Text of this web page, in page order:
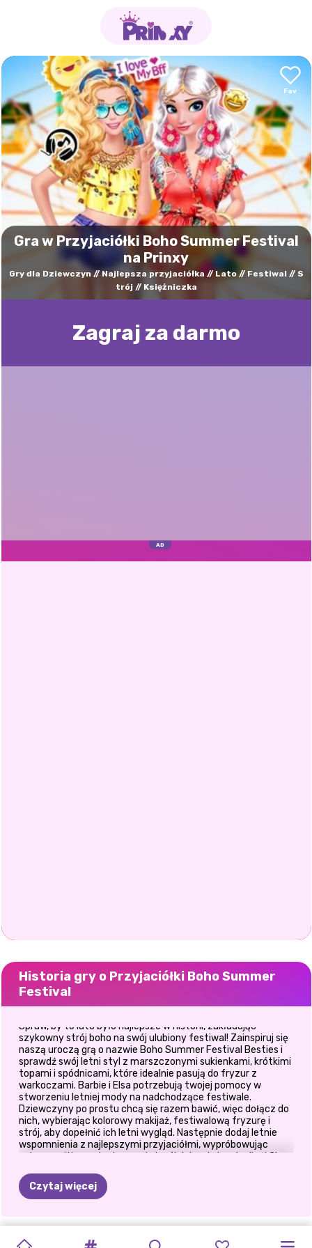
Gra w Przyjaciółki Boho Summer Festival
na Prinxy
Gry dla Dziewczyn Najlepsza przyjaciółka Lato Festiwal
S
trój
Księżniczka
Zagraj za darmo
Historia gry o Przyjaciółki Boho Summer
Festival
Spraw, by to lato było najlepsze w historii, zakładając
szykowny strój boho na swój ulubiony festiwal! Zainspiruj się
naszą uroczą grą o nazwie Boho Summer Festival Besties i
sprawdź swój letni styl z marszczonymi sukienkami, krótkimi
topami i spódnicami, które idealnie pasują do fryzur z
warkoczami. Barbie i Elsa potrzebują twojej pomocy w
stworzeniu letniej mody na nadchodzące festiwale.
Dziewczyny po prostu chcą się razem bawić, więc dołącz do
nich, wybierając kolorowy makijaż, festiwalową fryzurę i
strój, aby dopełnić ich letni wygląd. Następnie dodaj letnie
wspomnienia z najlepszymi przyjaciółmi, wypróbowując
zabawne filtry na Instagramie i zrób jak najwięcej zdjęć! Ciesz
Czytaj więcej
BRZYDKI
SYLWESTER
NIEBIAŃSKIE TĘCZOWA BLONDYNKI